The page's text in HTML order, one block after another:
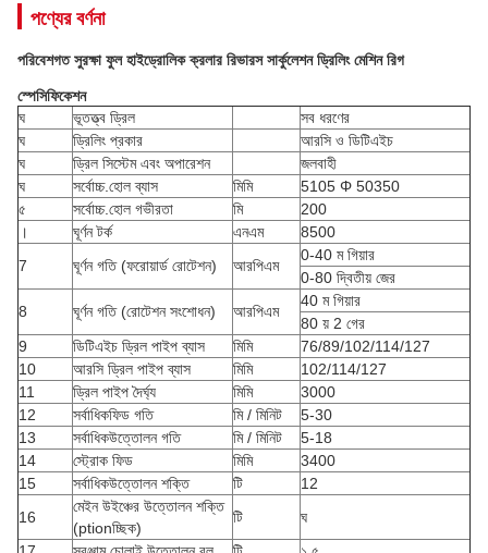
পণ্যের বর্ণনা
পরিবেশগত সুরক্ষা ফুল হাইড্রোলিক ক্রলার রিভারস সার্কুলেশন ড্রিলিং মেশিন রিগ
স্পেসিফিকেশন
ঘ
ভূতত্ত্ব ড্রিল
সব ধরণের
ঘ
ড্রিলিং প্রকার
আরসি ও ডিটিএইচ
ঘ
ড্রিল সিস্টেম এবং অপারেশন
জলবাহী
ঘ
সর্বোচ্চ.হোল ব্যাস মিমি
5105 Φ 50350
৫
সর্বোচ্চ.হোল গভীরতা মি
200
।
ঘূর্ণন টর্ক এনএম
8500
7
ঘূর্ণন গতি (ফরোয়ার্ড রোটেশন) আরপিএম
0-40 ম গিয়ার
0-80 দ্বিতীয় জের
8
ঘূর্ণন গতি (রোটেশন সংশোধন) আরপিএম
40 ম গিয়ার
80 য় 2 গের
9
ডিটিএইচ ড্রিল পাইপ ব্যাস মিমি
76/89/102/114/127
10
আরসি ড্রিল পাইপ ব্যাস মিমি
102/114/127
11
ড্রিল পাইপ দৈর্ঘ্য মিমি
3000
12
সর্বাধিকফিড গতি মি / মিনিট
5-30
13
সর্বাধিকউত্তোলন গতি মি / মিনিট
5-18
14
স্ট্রোক ফিড মিমি
3400
15
সর্বাধিকউত্তোলন শক্তি টি
12
16
মেইন উইঞ্চের উত্তোলন শক্তি
(ptionচ্ছিক)
টি
ঘ